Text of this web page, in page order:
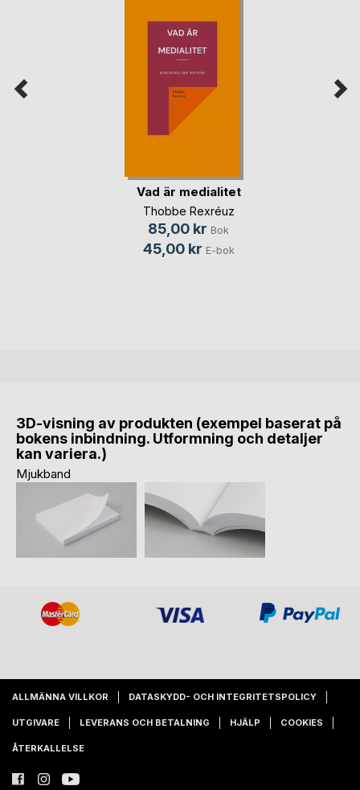
Vad är medialitet
Thobbe Rexréuz
85,00 kr Bok
45,00 kr E-bok
3D-visning av produkten (exempel baserat på
bokens inbindning. Utformning och detaljer
kan variera.)
Mjukband
ALLMÄNNA VILLKOR DATASKYDD- OCH INTEGRITETSPOLICY
UTGIVARE LEVERANS OCH BETALNING HJÄLP COOKIES
ÅTERKALLELSE